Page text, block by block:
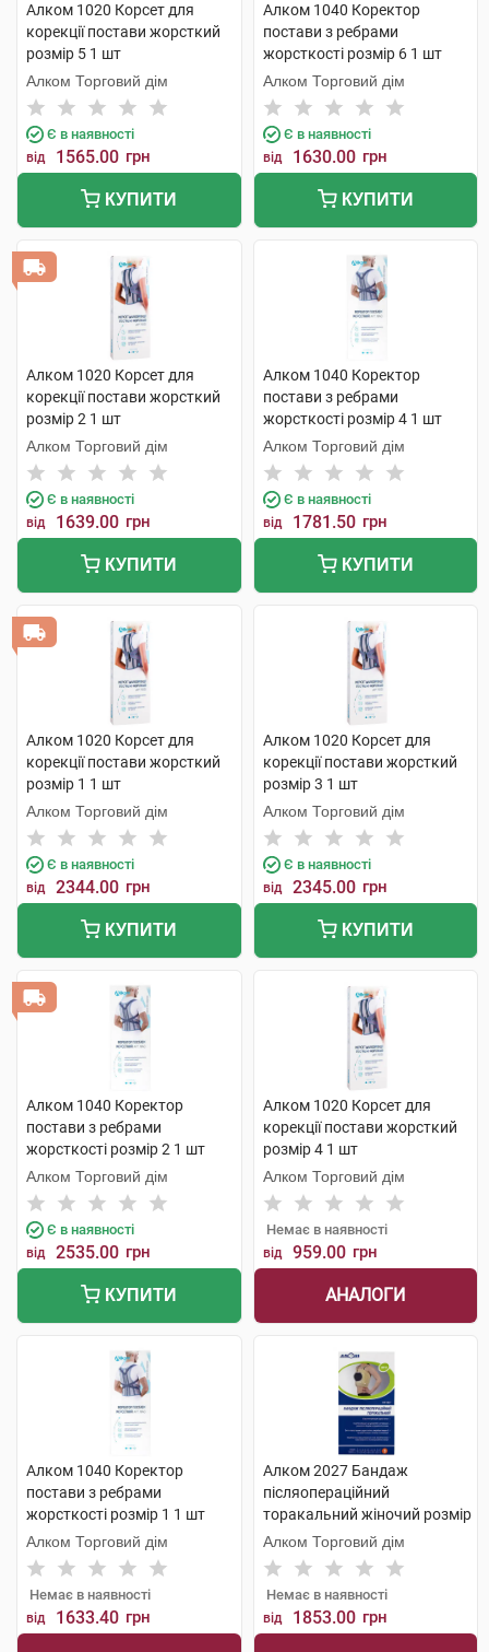
Алком 1020 Корсет для
корекції постави жорсткий
розмір 5 1 шт
Алком Торговий дім
Є в наявності
від 1565.00 грн
КУПИТИ
Алком 1040 Коректор
постави з ребрами
жорсткості розмір 6 1 шт
Алком Торговий дім
Є в наявності
від 1630.00 грн
КУПИТИ
Алком 1020 Корсет для
корекції постави жорсткий
розмір 2 1 шт
Алком Торговий дім
Є в наявності
від 1639.00 грн
КУПИТИ
Алком 1040 Коректор
постави з ребрами
жорсткості розмір 4 1 шт
Алком Торговий дім
Є в наявності
від 1781.50 грн
КУПИТИ
Алком 1020 Корсет для
корекції постави жорсткий
розмір 1 1 шт
Алком Торговий дім
Є в наявності
від 2344.00 грн
КУПИТИ
Алком 1020 Корсет для
корекції постави жорсткий
розмір 3 1 шт
Алком Торговий дім
Є в наявності
від 2345.00 грн
КУПИТИ
Алком 1040 Коректор
постави з ребрами
жорсткості розмір 2 1 шт
Алком Торговий дім
Є в наявності
від 2535.00 грн
КУПИТИ
Алком 1020 Корсет для
корекції постави жорсткий
розмір 4 1 шт
Алком Торговий дім
Немає в наявності
від 959.00 грн
АНАЛОГИ
Алком 1040 Коректор
постави з ребрами
жорсткості розмір 1 1 шт
Алком Торговий дім
Немає в наявності
від 1633.40 грн
Алком 2027 Бандаж
післяопераційний
торакальний жіночий розмір
3 1 шт
Алком Торговий дім
Немає в наявності
від 1853.00 грн